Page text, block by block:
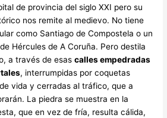
de provincia del siglo XXI pero su
nos remite al medievo. No tiene
como Santiago de Compostela o un
Hércules de A Coruña. Pero destila
a través de esascalles empedradas
, interrumpidas por coquetas
vida y cerradas al tráfico, que a
La piedra se muestra en la
que en vez de fría, resulta cálida,